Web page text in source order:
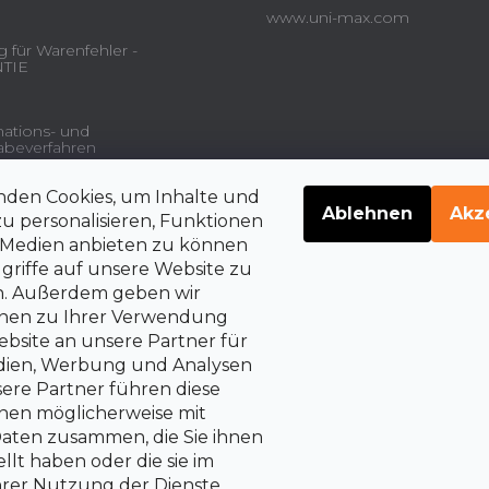
Cookies, um Inhalte und
personalisieren, Funktionen
anbieten zu können
auf unsere Website zu
Außerdem geben wir
zu Ihrer Verwendung
an unsere Partner für
Werbung und Analysen
Partner führen diese
möglicherweise mit
zusammen, die Sie ihnen
haben oder die sie im
Ablehnen
für Warenfehler -
und
und
über die
auf Vertragsrücktritt
www.uni-max.com